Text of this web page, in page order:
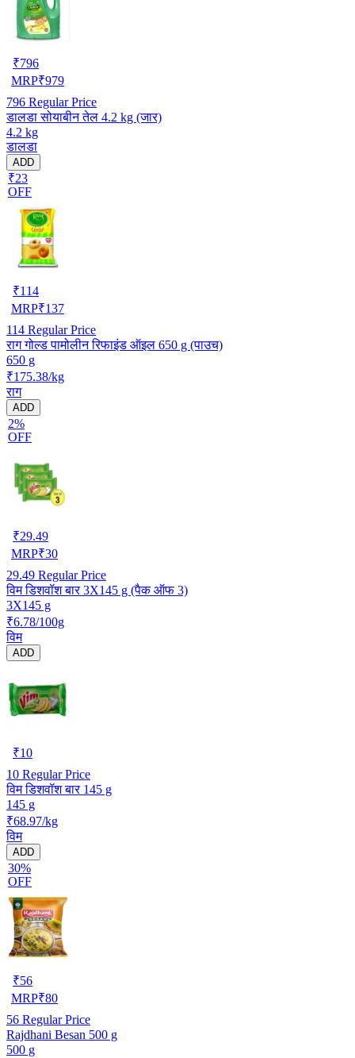
₹796
MRP₹979
796 Regular Price
डालडा सोयाबीन तेल 4.2 kg (जार)
4.2 kg
डालडा
ADD
₹23
OFF
₹114
MRP₹137
114 Regular Price
राग गोल्ड पामोलीन रिफाइंड ऑइल 650 g (पाउच)
650 g
₹175.38/kg
राग
ADD
2%
OFF
₹29.49
MRP₹30
29.49 Regular Price
विम डिशवॉश बार 3X145 g (पैक ऑफ 3)
3X145 g
₹6.78/100g
विम
ADD
₹10
10 Regular Price
विम डिशवॉश बार 145 g
145 g
₹68.97/kg
विम
ADD
30%
OFF
₹56
MRP₹80
56 Regular Price
Rajdhani Besan 500 g
500 g